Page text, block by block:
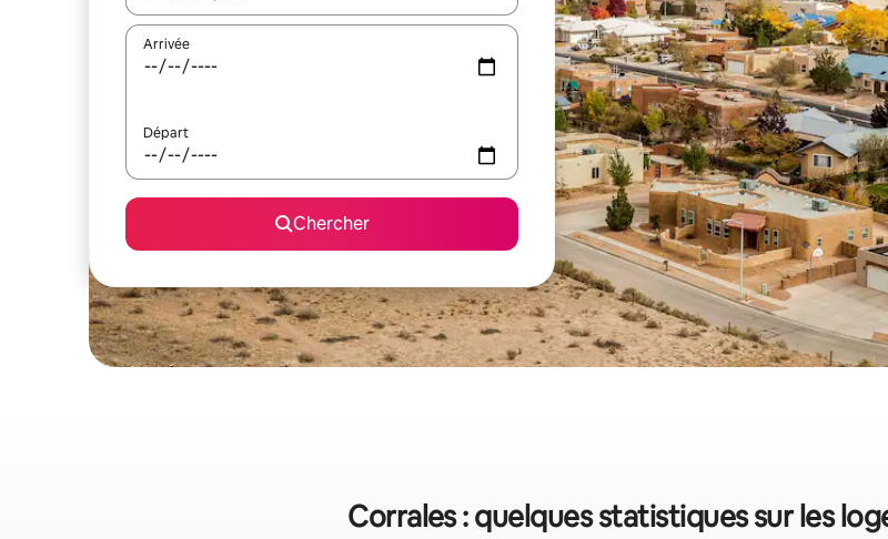
Arrivée
Départ
Chercher
Corrales : quelques statistiques sur les